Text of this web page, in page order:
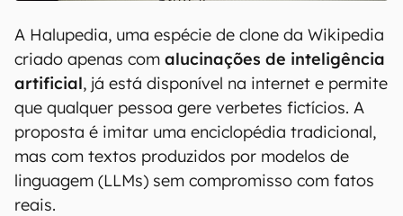
A Halupedia, uma espécie de clone da Wikipedia
criado apenas com alucinações de inteligência
artificial, já está disponível na internet e permite
que qualquer pessoa gere verbetes fictícios. A
proposta é imitar uma enciclopédia tradicional,
mas com textos produzidos por modelos de
linguagem (LLMs) sem compromisso com fatos
reais.